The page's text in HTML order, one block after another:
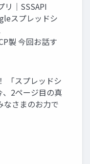
リ｜SSSAPI
スプレッドシ
製 今回お話す
「スプレッドシ
2ページ目の真
なさまのお力で